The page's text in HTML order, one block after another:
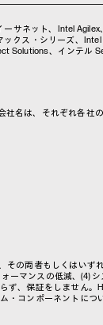
サネット、Intel
クス・シリーズ、
Solutions、インテ
名は、それぞれ各社
の両者もしくはいず
マンスの低減、(4)
、保証をしません
コンポーネントに